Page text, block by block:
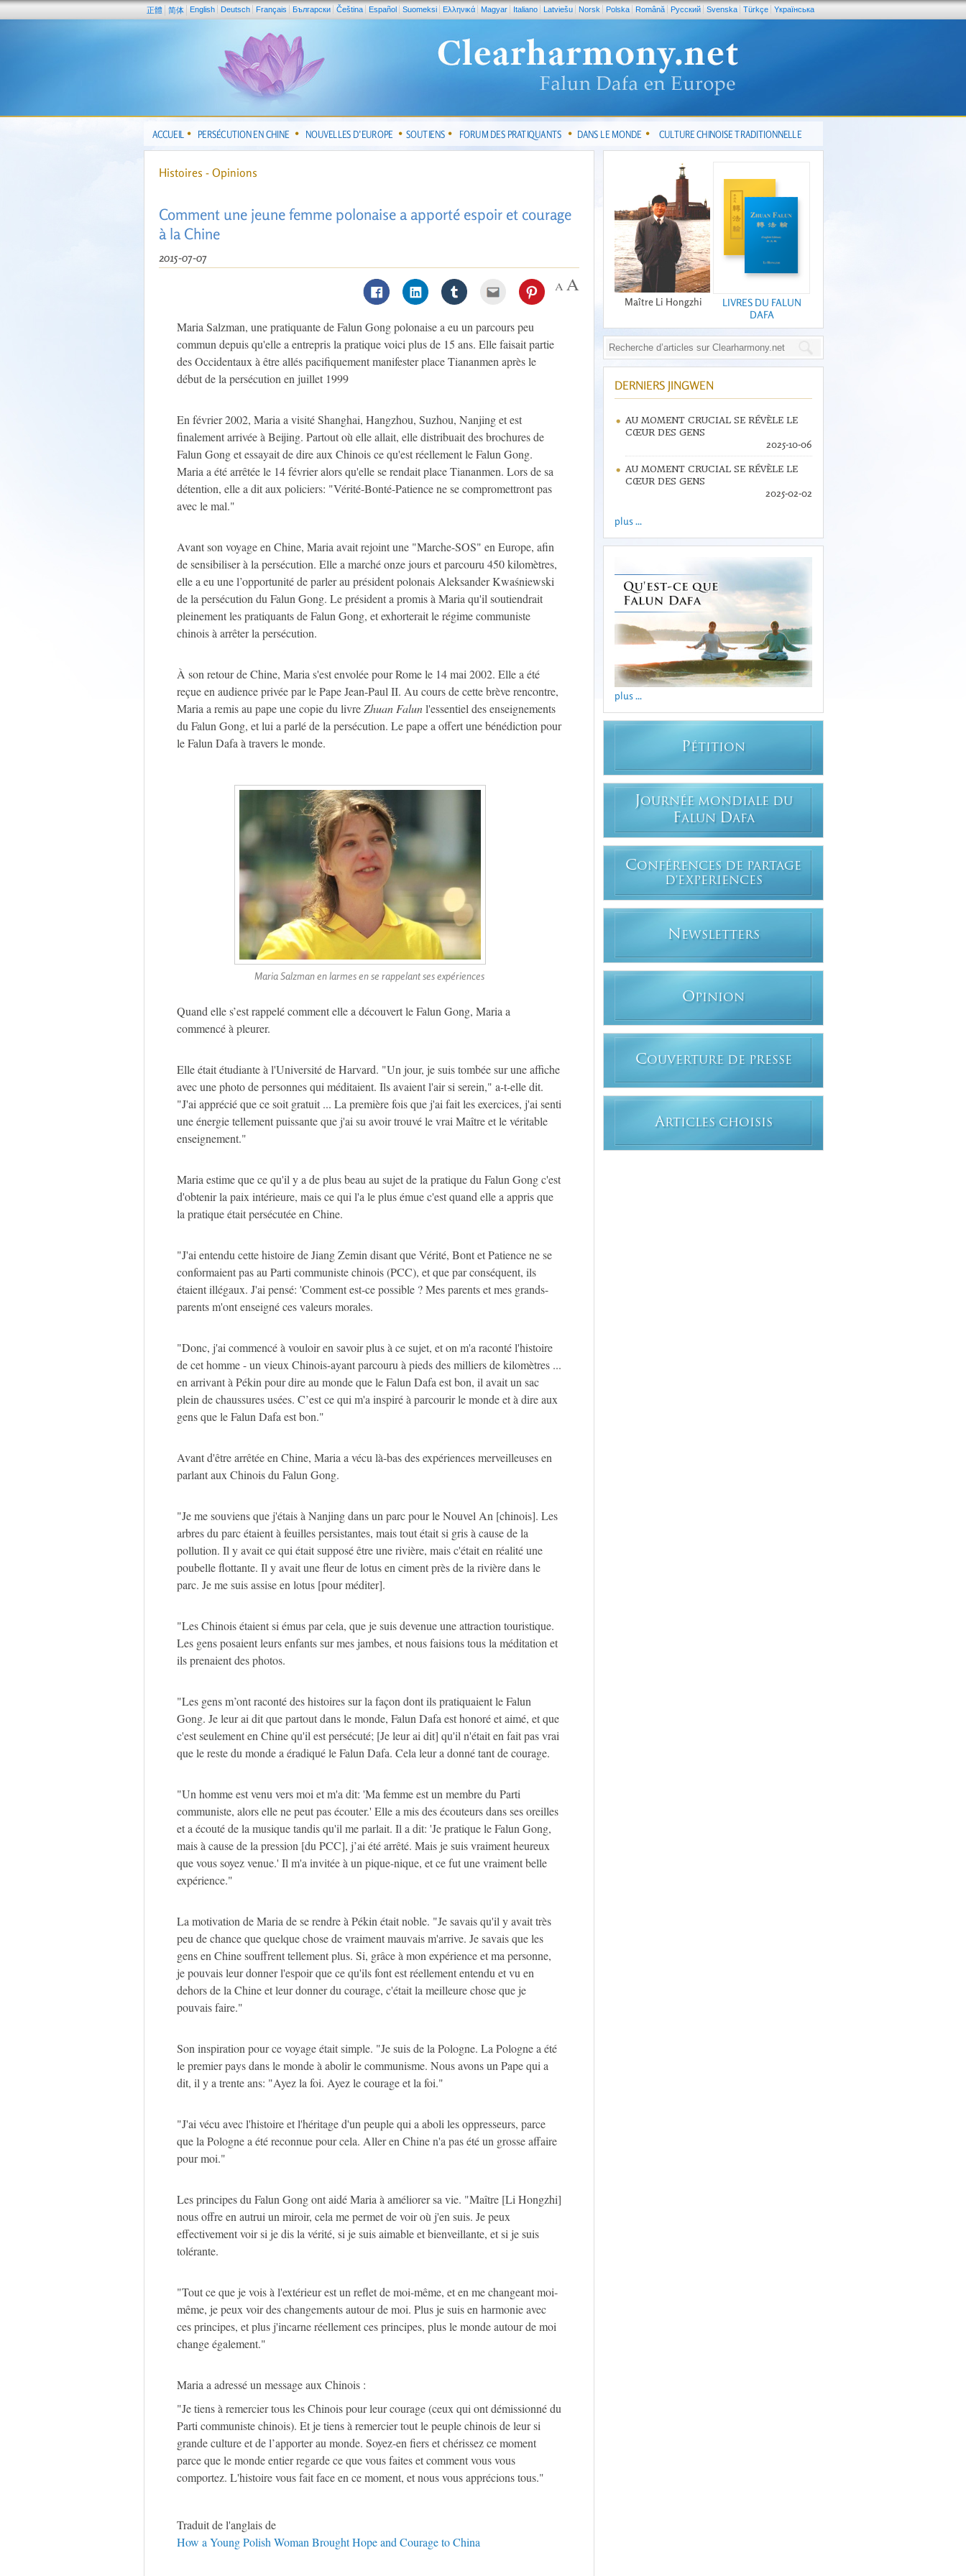
正體 简体 English Deutsch Français Български Čeština Español Suomeksi Ελληνικά Magyar Italiano Latviešu Norsk Polska Română Pусский Svenska Türkçe Yкраїнська
ACCUEIL PERSÉCUTION EN CHINE NOUVELLES D’EUROPE SOUTIENS FORUM DES PRATIQUANTS DANS LE MONDE CULTURE CHINOISE TRADITIONNELLE
Histoires - Opinions
Comment une jeune femme polonaise a apporté espoir et courage
à la Chine
2015-07-07
Maria Salzman, une pratiquante de Falun Gong polonaise a eu un parcours peu
commun depuis qu'elle a entrepris la pratique voici plus de 15 ans. Elle faisait partie
des Occidentaux à être allés pacifiquement manifester place Tiananmen après le
début de la persécution en juillet 1999
En février 2002, Maria a visité Shanghai, Hangzhou, Suzhou, Nanjing et est
finalement arrivée à Beijing. Partout où elle allait, elle distribuait des brochures de
Falun Gong et essayait de dire aux Chinois ce qu'est réellement le Falun Gong.
Maria a été arrêtée le 14 février alors qu'elle se rendait place Tiananmen. Lors de sa
détention, elle a dit aux policiers: "Vérité-Bonté-Patience ne se compromettront pas
avec le mal."
Avant son voyage en Chine, Maria avait rejoint une "Marche-SOS" en Europe, afin
de sensibiliser à la persécution. Elle a marché onze jours et parcouru 450 kilomètres,
elle a eu une l’opportunité de parler au président polonais Aleksander Kwaśniewski
de la persécution du Falun Gong. Le président a promis à Maria qu'il soutiendrait
pleinement les pratiquants de Falun Gong, et exhorterait le régime communiste
chinois à arrêter la persécution.
À son retour de Chine, Maria s'est envolée pour Rome le 14 mai 2002. Elle a été
reçue en audience privée par le Pape Jean-Paul II. Au cours de cette brève rencontre,
Maria a remis au pape une copie du livreZhuan Falunl'essentiel des enseignements
du Falun Gong, et lui a parlé de la persécution. Le pape a offert une bénédiction pour
le Falun Dafa à travers le monde.
Maria Salzman en larmes en se rappelant ses expériences
Quand elle s’est rappelé comment elle a découvert le Falun Gong, Maria a
commencé à pleurer.
Elle était étudiante à l'Université de Harvard. "Un jour, je suis tombée sur une affiche
avec une photo de personnes qui méditaient. Ils avaient l'air si serein," a-t-elle dit.
"J'ai apprécié que ce soit gratuit ... La première fois que j'ai fait les exercices, j'ai senti
une énergie tellement puissante que j'ai su avoir trouvé le vrai Maître et le véritable
enseignement."
Maria estime que ce qu'il y a de plus beau au sujet de la pratique du Falun Gong c'est
d'obtenir la paix intérieure, mais ce qui l'a le plus émue c'est quand elle a appris que
la pratique était persécutée en Chine.
"J'ai entendu cette histoire de Jiang Zemin disant que Vérité, Bont et Patience ne se
conformaient pas au Parti communiste chinois (PCC), et que par conséquent, ils
étaient illégaux. J'ai pensé: 'Comment est-ce possible ? Mes parents et mes grands-
parents m'ont enseigné ces valeurs morales.
"Donc, j'ai commencé à vouloir en savoir plus à ce sujet, et on m'a raconté l'histoire
de cet homme - un vieux Chinois-ayant parcouru à pieds des milliers de kilomètres ...
en arrivant à Pékin pour dire au monde que le Falun Dafa est bon, il avait un sac
plein de chaussures usées. C’est ce qui m'a inspiré à parcourir le monde et à dire aux
gens que le Falun Dafa est bon."
Avant d'être arrêtée en Chine, Maria a vécu là-bas des expériences merveilleuses en
parlant aux Chinois du Falun Gong.
"Je me souviens que j'étais à Nanjing dans un parc pour le Nouvel An [chinois]. Les
arbres du parc étaient à feuilles persistantes, mais tout était si gris à cause de la
pollution. Il y avait ce qui était supposé être une rivière, mais c'était en réalité une
poubelle flottante. Il y avait une fleur de lotus en ciment près de la rivière dans le
parc. Je me suis assise en lotus [pour méditer].
"Les Chinois étaient si émus par cela, que je suis devenue une attraction touristique.
Les gens posaient leurs enfants sur mes jambes, et nous faisions tous la méditation et
ils prenaient des photos.
"Les gens m’ont raconté des histoires sur la façon dont ils pratiquaient le Falun
Gong. Je leur ai dit que partout dans le monde, Falun Dafa est honoré et aimé, et que
c'est seulement en Chine qu'il est persécuté; [Je leur ai dit] qu'il n'était en fait pas vrai
que le reste du monde a éradiqué le Falun Dafa. Cela leur a donné tant de courage.
"Un homme est venu vers moi et m'a dit: 'Ma femme est un membre du Parti
communiste, alors elle ne peut pas écouter.' Elle a mis des écouteurs dans ses oreilles
et a écouté de la musique tandis qu'il me parlait. Il a dit: 'Je pratique le Falun Gong,
mais à cause de la pression [du PCC], j’ai été arrêté. Mais je suis vraiment heureux
que vous soyez venue.' Il m'a invitée à un pique-nique, et ce fut une vraiment belle
expérience."
La motivation de Maria de se rendre à Pékin était noble. "Je savais qu'il y avait très
peu de chance que quelque chose de vraiment mauvais m'arrive. Je savais que les
gens en Chine souffrent tellement plus. Si, grâce à mon expérience et ma personne,
je pouvais leur donner l'espoir que ce qu'ils font est réellement entendu et vu en
dehors de la Chine et leur donner du courage, c'était la meilleure chose que je
pouvais faire."
Son inspiration pour ce voyage était simple. "Je suis de la Pologne. La Pologne a été
le premier pays dans le monde à abolir le communisme. Nous avons un Pape qui a
dit, il y a trente ans: "Ayez la foi. Ayez le courage et la foi."
"J'ai vécu avec l'histoire et l'héritage d'un peuple qui a aboli les oppresseurs, parce
que la Pologne a été reconnue pour cela. Aller en Chine n'a pas été un grosse affaire
pour moi."
Les principes du Falun Gong ont aidé Maria à améliorer sa vie. "Maître [Li Hongzhi]
nous offre en autrui un miroir, cela me permet de voir où j'en suis. Je peux
effectivement voir si je dis la vérité, si je suis aimable et bienveillante, et si je suis
tolérante.
"Tout ce que je vois à l'extérieur est un reflet de moi-même, et en me changeant moi-
même, je peux voir des changements autour de moi. Plus je suis en harmonie avec
ces principes, et plus j'incarne réellement ces principes, plus le monde autour de moi
change également."
Maria a adressé un message aux Chinois :
"Je tiens à remercier tous les Chinois pour leur courage (ceux qui ont démissionné du
Parti communiste chinois). Et je tiens à remercier tout le peuple chinois de leur si
grande culture et de l’apporter au monde. Soyez-en fiers et chérissez ce moment
parce que le monde entier regarde ce que vous faites et comment vous vous
comportez. L'histoire vous fait face en ce moment, et nous vous apprécions tous."
Traduit de l'anglais de
How a Young Polish Woman Brought Hope and Courage to China
Maître Li Hongzhi
LIVRES DU FALUN
DAFA
DERNIERS JINGWEN
AU MOMENT CRUCIAL SE RÉVÈLE LE
CŒUR DES GENS
2025-10-06
AU MOMENT CRUCIAL SE RÉVÈLE LE
CŒUR DES GENS
2025-02-02
plus ...
plus ...
PÉTITION
JOURNÉE MONDIALE DU
FALUN DAFA
CONFÉRENCES DE PARTAGE
D'EXPERIENCES
N EWSLETTERS
OPINION
COUVERTURE DE PRESSE
ARTICLES CHOISIS